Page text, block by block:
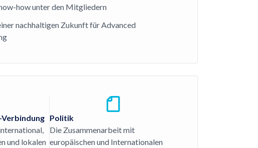
how unter den Mitgliedern
nachhaltigen Zukunft für Advanced
Verbindung
und lokalen
Politik
Die Zusammenarbeit mit
europäischen und Internationalen